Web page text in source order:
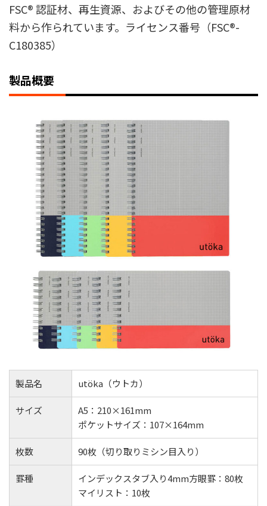
FSC® 認証材、再生資源、およびその他の管理原材
料から作られています。ライセンス番号（FSC®-
C180385）
製品概要
製品名 utöka（ウトカ）
サイズ
A5：210×161mm
ポケットサイズ：107×164mm
枚数 90枚（切り取りミシン目入り）
罫種
インデックスタブ入り4mm方眼罫：80枚
マイリスト：10枚